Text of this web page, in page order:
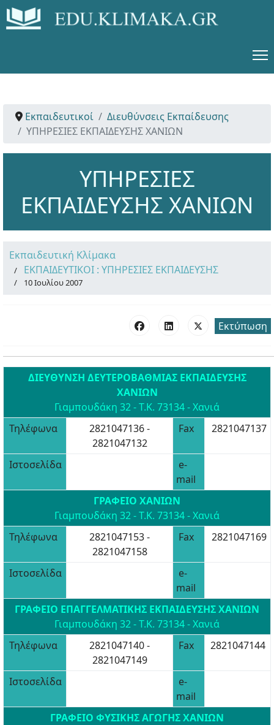
Εκπαιδευτικοί
Διευθύνσεις Εκπαίδευσης
ΥΠΗΡΕΣΙΕΣ ΕΚΠΑΙΔΕΥΣΗΣ ΧΑΝΙΩΝ
ΥΠΗΡΕΣΙΕΣ
ΕΚΠΑΙΔΕΥΣΗΣ ΧΑΝΙΩΝ
Εκπαιδευτική Κλίμακα
ΕΚΠΑΙΔΕΥΤΙΚΟΙ : ΥΠΗΡΕΣΙΕΣ ΕΚΠΑΙΔΕΥΣΗΣ
10 Ιουλίου 2007
Εκτύπωση
ΔΙΕΥΘΥΝΣΗ ΔΕΥΤΕΡΟΒΑΘΜΙΑΣ ΕΚΠΑΙΔΕΥΣΗΣ
ΧΑΝΙΩΝ
Γιαμπουδάκη 32 - Τ.Κ. 73134 - Χανιά
Τηλέφωνα
2821047136 -
2821047132
Fax 2821047137
Ιστοσελίδα
e-
mail
ΓΡΑΦΕΙΟ ΧΑΝΙΩΝ
Γιαμπουδάκη 32 - Τ.Κ. 73134 - Χανιά
Τηλέφωνα
2821047153 -
2821047158
Fax 2821047169
Ιστοσελίδα
e-
mail
ΓΡΑΦΕΙΟ ΕΠΑΓΓΕΛΜΑΤΙΚΗΣ ΕΚΠΑΙΔΕΥΣΗΣ ΧΑΝΙΩΝ
Γιαμπουδάκη 32 - Τ.Κ. 73134 - Χανιά
Τηλέφωνα
2821047140 -
2821047149
Fax 2821047144
Ιστοσελίδα
e-
mail
ΓΡΑΦΕΙΟ ΦΥΣΙΚΗΣ ΑΓΩΓΗΣ ΧΑΝΙΩΝ